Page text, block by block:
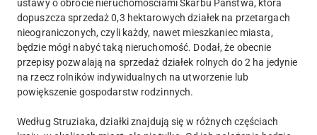
ustawy o obrocie nieruchomościami Skarbu Państwa, która
dopuszcza sprzedaż 0,3 hektarowych działek na przetargach
nieograniczonych, czyli każdy, nawet mieszkaniec miasta,
będzie mógł nabyć taką nieruchomość. Dodał, że obecnie
przepisy pozwalają na sprzedaż działek rolnych do 2 ha jedynie
na rzecz rolników indywidualnych na utworzenie lub
powiększenie gospodarstw rodzinnych.
Według Struziaka, działki znajdują się w różnych częściach